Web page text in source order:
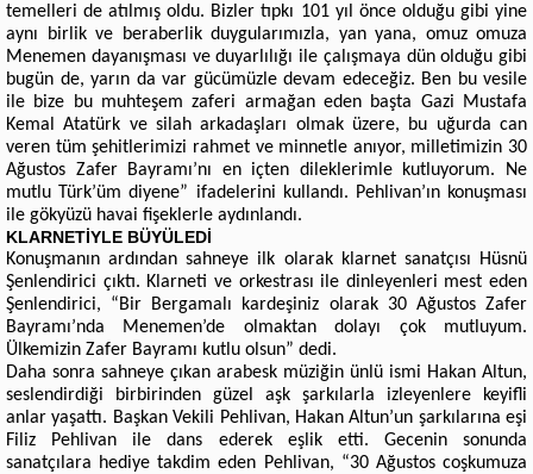
temelleri de atılmış oldu. Bizler tıpkı 101 yıl önce olduğu gibi yine
aynı birlik ve beraberlik duygularımızla, yan yana, omuz omuza
Menemen dayanışması ve duyarlılığı ile çalışmaya dün olduğu gibi
bugün de, yarın da var gücümüzle devam edeceğiz. Ben bu vesile
ile bize bu muhteşem zaferi armağan eden başta Gazi Mustafa
Kemal Atatürk ve silah arkadaşları olmak üzere, bu uğurda can
veren tüm şehitlerimizi rahmet ve minnetle anıyor, milletimizin 30
Ağustos Zafer Bayramı’nı en içten dileklerimle kutluyorum. Ne
mutlu Türk’üm diyene” ifadelerini kullandı. Pehlivan’ın konuşması
ile gökyüzü havai fişeklerle aydınlandı.
KLARNETİYLE BÜYÜLEDİ
Konuşmanın ardından sahneye ilk olarak klarnet sanatçısı Hüsnü
Şenlendirici çıktı. Klarneti ve orkestrası ile dinleyenleri mest eden
Şenlendirici, “Bir Bergamalı kardeşiniz olarak 30 Ağustos Zafer
Bayramı’nda Menemen’de olmaktan dolayı çok mutluyum.
Ülkemizin Zafer Bayramı kutlu olsun” dedi.
Daha sonra sahneye çıkan arabesk müziğin ünlü ismi Hakan Altun,
seslendirdiği birbirinden güzel aşk şarkılarla izleyenlere keyifli
anlar yaşattı. Başkan Vekili Pehlivan, Hakan Altun’un şarkılarına eşi
Filiz Pehlivan ile dans ederek eşlik etti. Gecenin sonunda
sanatçılara hediye takdim eden Pehlivan, “30 Ağustos coşkumuza